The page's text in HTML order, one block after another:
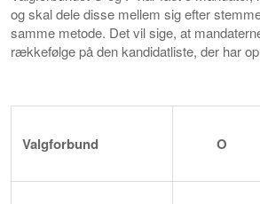
og skal dele disse mellem sig efter
samme metode. Det vil sige, at
rækkefølge på den kandidatliste, der har
Valgforbund O